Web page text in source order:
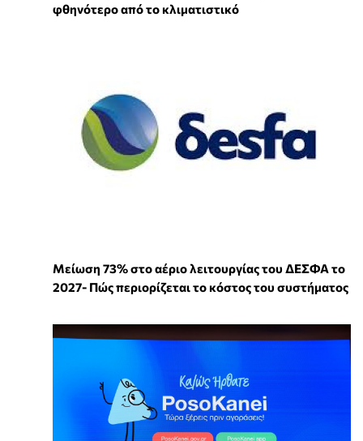
φθηνότερο από το κλιματιστικό
Μείωση 73% στο αέριο λειτουργίας του ΔΕΣΦΑ το
2027- Πώς περιορίζεται το κόστος του συστήματος